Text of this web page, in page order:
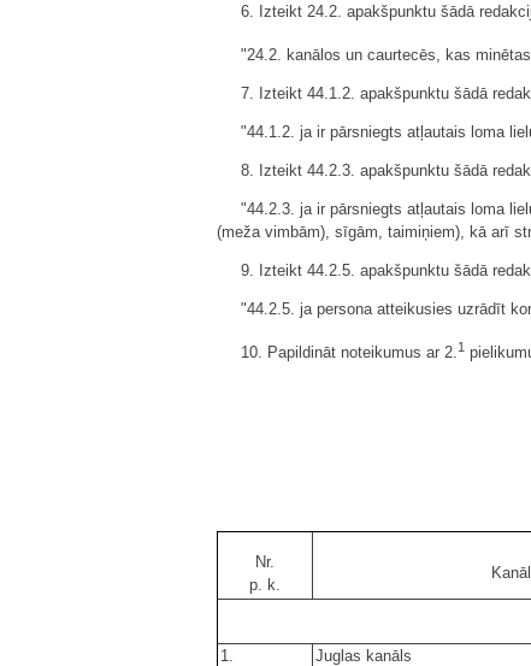
6. Izteikt 24.2. apakšpunktu šādā
"24.2. kanālos un caurtecēs, kas
7. Izteikt 44.1.2. apakšpunktu šādā
"44.1.2. ja ir pārsniegts atļautais loma
8. Izteikt 44.2.3. apakšpunktu šādā
"44.2.3. ja ir pārsniegts atļautais loma
(meža vimbām), sīgām, taimiņiem), kā arī
9. Izteikt 44.2.5. apakšpunktu šādā
"44.2.5. ja persona atteikusies uzrādīt
10. Papildināt noteikumus ar 2.1
Nr.
p. k.
1.
Juglas kanāls